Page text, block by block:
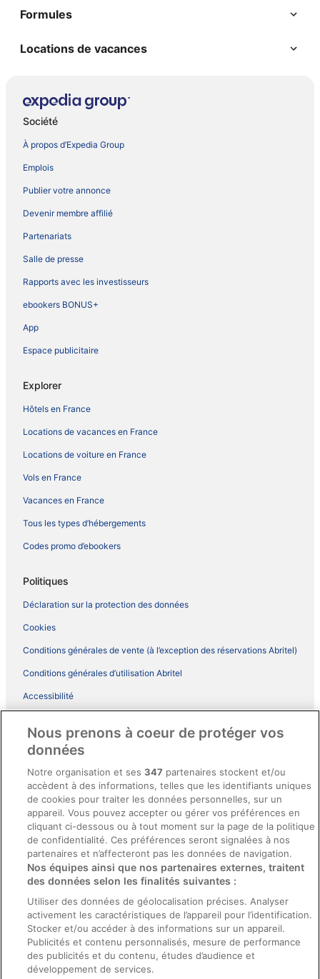
Formules
Locations de vacances
Société
À propos d’Expedia Group
Emplois
Publier votre annonce
Devenir membre affilié
Partenariats
Salle de presse
Rapports avec les investisseurs
ebookers BONUS+
App
Espace publicitaire
Explorer
Hôtels en France
Locations de vacances en France
Locations de voiture en France
Vols en France
Vacances en France
Tous les types d’hébergements
Codes promo d’ebookers
Politiques
Déclaration sur la protection des données
Cookies
Conditions générales de vente (à l’exception des réservations Abritel)
Conditions générales d’utilisation Abritel
Accessibilité
Conditions générales du programme BONUS+ d’ebookers
Directives de contenu et signalement de contenus
Aide
Soutien
Annuler votre réservation d’hôtel ou de propriété de vacances
Échéances de remboursement
Utiliser un coupon ebookers
Nous prenons à coeur de protéger vos
données
Notre organisation et ses347 partenaires stockent et/ou
accèdent à des informations, telles que les identifiants uniques
de cookies pour traiter les données personnelles, sur un
appareil. Vous pouvez accepter ou gérer vos préférences en
cliquant ci-dessous ou à tout moment sur la page de la politique
de confidentialité. Ces préférences seront signalées à nos
partenaires et n’affecteront pas les données de navigation.
Nos équipes ainsi que nos partenaires externes, traitent
des données selon les finalités suivantes :
Utiliser des données de géolocalisation précises. Analyser
activement les caractéristiques de l’appareil pour l’identification.
Stocker et/ou accéder à des informations sur un appareil.
Publicités et contenu personnalisés, mesure de performance
des publicités et du contenu, études d’audience et
développement de services.